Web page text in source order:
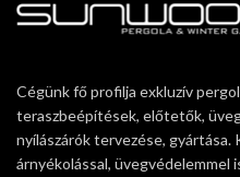
Cégünk fő profilja exkluzív
teraszbeépítések, előtetők,
nyílászárók tervezése,
árnyékolással, üvegvédelemmel